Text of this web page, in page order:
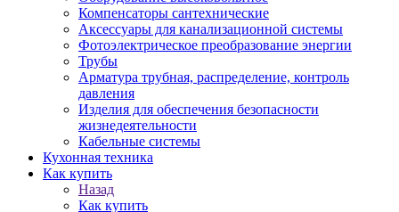
Компенсаторы сантехнические
Аксессуары для канализационной системы
Фотоэлектрическое преобразование энергии
Трубы
Арматура трубная, распределение, контроль
давления
Изделия для обеспечения безопасности
жизнедеятельности
Кабельные системы
Кухонная техника
Как купить
Назад
Как купить